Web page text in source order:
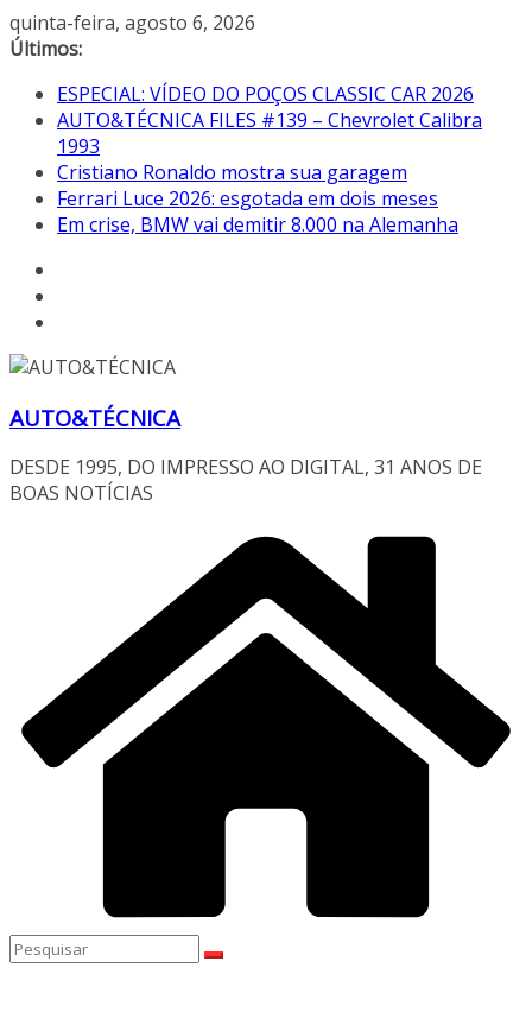
Pular
para
conteúdo
quinta-feira, agosto 6, 2026
Últimos:
ESPECIAL: VÍDEO DO POÇOS CLASSIC CAR 2026
AUTO&TÉCNICA FILES #139 – Chevrolet Calibra
1993
Cristiano Ronaldo mostra sua garagem
Ferrari Luce 2026: esgotada em dois meses
Em crise, BMW vai demitir 8.000 na Alemanha
AUTO&TÉCNICA
DESDE 1995, DO IMPRESSO AO DIGITAL, 31 ANOS DE
BOAS NOTÍCIAS